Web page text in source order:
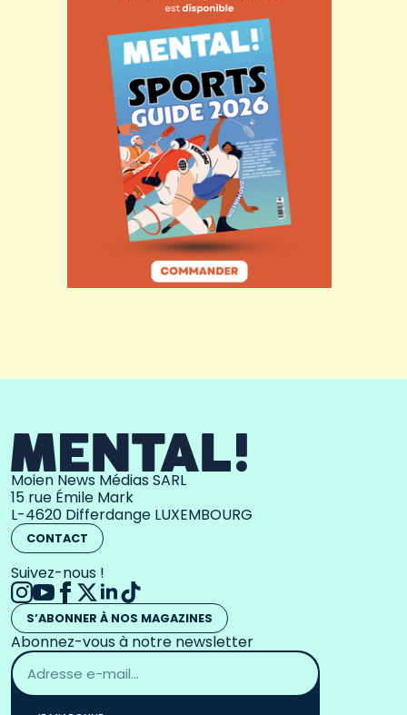
Moien News Médias SARL
15 rue Émile Mark
L-4620 Differdange LUXEMBOURG
CONTACT
Suivez-nous !
S’ABONNER À NOS MAGAZINES
Abonnez-vous à notre newsletter
Adresse
email
*